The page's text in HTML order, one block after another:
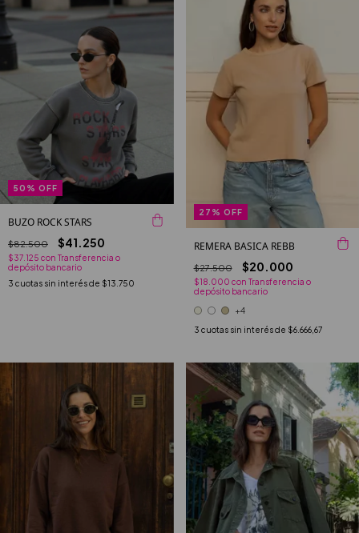
50 % OFF
BUZO ROCK STARS
$82.500 $41.250
$37.125 con Transferencia o
depósito bancario
3 cuotas sin interés de $13.750
27 % OFF
REMERA BASICA REBB
$27.500 $20.000
$18.000 con Transferencia o
depósito bancario
+4
3 cuotas sin interés de $6.666,67